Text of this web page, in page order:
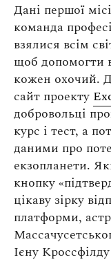
Дані першої
команда
взялися всім
щоб допомогти
кожен охочий.
сайт проекту
добровольці
курс і тест, а
даними про
екзопланети.
кнопку
цікаву зірку
платформи,
Ієну